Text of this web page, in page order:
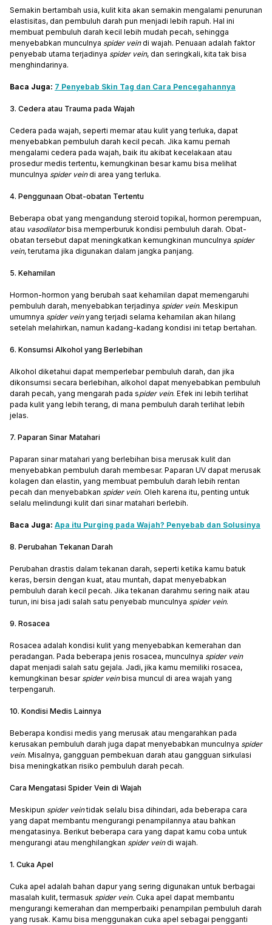
Semakin bertambah usia, kulit kita akan semakin mengalami penurunan
elastisitas, dan pembuluh darah pun menjadi lebih rapuh. Hal ini
membuat pembuluh darah kecil lebih mudah pecah, sehingga
menyebabkan munculnya spider veindi wajah. Penuaan adalah faktor
penyebab utama terjadinya spider vein, dan seringkali, kita tak bisa
menghindarinya.
Baca Juga: 7 Penyebab Skin Tag dan Cara Pencegahannya
3. Cedera atau Trauma pada Wajah
Cedera pada wajah, seperti memar atau kulit yang terluka, dapat
menyebabkan pembuluh darah kecil pecah. Jika kamu pernah
mengalami cedera pada wajah, baik itu akibat kecelakaan atau
prosedur medis tertentu, kemungkinan besar kamu bisa melihat
munculnya spider veindi area yang terluka.
4. Penggunaan Obat-obatan Tertentu
Beberapa obat yang mengandung steroid topikal, hormon perempuan,
atau vasodilatorbisa memperburuk kondisi pembuluh darah. Obat-
obatan tersebut dapat meningkatkan kemungkinan munculnya spider
vein, terutama jika digunakan dalam jangka panjang.
5. Kehamilan
Hormon-hormon yang berubah saat kehamilan dapat memengaruhi
pembuluh darah, menyebabkan terjadinya spider vein. Meskipun
umumnya spider veinyang terjadi selama kehamilan akan hilang
setelah melahirkan, namun kadang-kadang kondisi ini tetap bertahan.
6. Konsumsi Alkohol yang Berlebihan
Alkohol diketahui dapat memperlebar pembuluh darah, dan jika
dikonsumsi secara berlebihan, alkohol dapat menyebabkan pembuluh
darah pecah, yang mengarah pada spider vein. Efek ini lebih terlihat
pada kulit yang lebih terang, di mana pembuluh darah terlihat lebih
jelas.
7. Paparan Sinar Matahari
Paparan sinar matahari yang berlebihan bisa merusak kulit dan
menyebabkan pembuluh darah membesar. Paparan UV dapat merusak
kolagen dan elastin, yang membuat pembuluh darah lebih rentan
pecah dan menyebabkan spider vein. Oleh karena itu, penting untuk
selalu melindungi kulit dari sinar matahari berlebih.
Baca Juga: Apa itu Purging pada Wajah? Penyebab dan Solusinya
8. Perubahan Tekanan Darah
Perubahan drastis dalam tekanan darah, seperti ketika kamu batuk
keras, bersin dengan kuat, atau muntah, dapat menyebabkan
pembuluh darah kecil pecah. Jika tekanan darahmu sering naik atau
turun, ini bisa jadi salah satu penyebab munculnya spider vein.
9. Rosacea
Rosacea adalah kondisi kulit yang menyebabkan kemerahan dan
peradangan. Pada beberapa jenis rosacea, munculnya spider vein
dapat menjadi salah satu gejala. Jadi, jika kamu memiliki rosacea,
kemungkinan besarspider veinbisa muncul di area wajah yang
terpengaruh.
10. Kondisi Medis Lainnya
Beberapa kondisi medis yang merusak atau mengarahkan pada
kerusakan pembuluh darah juga dapat menyebabkan munculnya spider
vein. Misalnya, gangguan pembekuan darah atau gangguan sirkulasi
bisa meningkatkan risiko pembuluh darah pecah.
Cara Mengatasi Spider Vein di Wajah
Meskipun spider veintidak selalu bisa dihindari, ada beberapa cara
yang dapat membantu mengurangi penampilannya atau bahkan
mengatasinya. Berikut beberapa cara yang dapat kamu coba untuk
mengurangi atau menghilangkan spider veindi wajah.
1. Cuka Apel
Cuka apel adalah bahan dapur yang sering digunakan untuk berbagai
masalah kulit, termasuk spider vein. Cuka apel dapat membantu
mengurangi kemerahan dan memperbaiki penampilan pembuluh darah
yang rusak. Kamu bisa menggunakan cuka apel sebagai pengganti